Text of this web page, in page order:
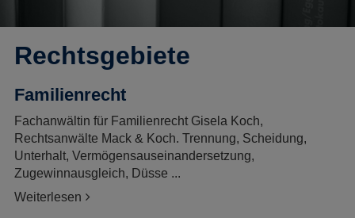
Rechtsgebiete
Familienrecht
Fachanwältin für Familienrecht Gisela Koch,
Rechtsanwälte Mack & Koch. Trennung, Scheidung,
Unterhalt, Vermögensauseinandersetzung,
Zugewinnausgleich, Düsse ...
Weiterlesen